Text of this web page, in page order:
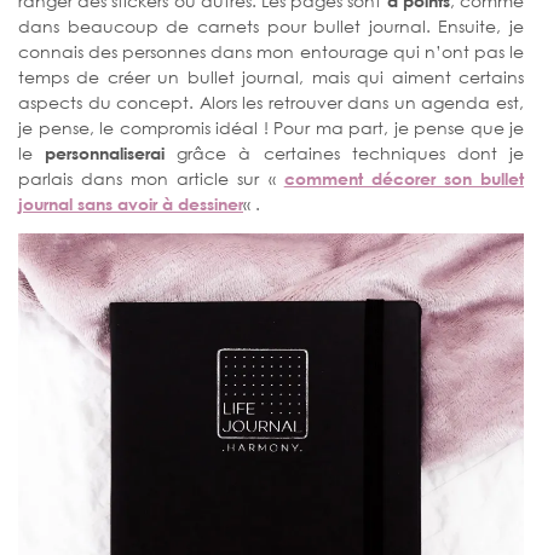
dans beaucoup de carnets pour bullet journal. Ensuite, je
connais des personnes dans mon entourage qui n’ont pas le
temps de créer un bullet journal, mais qui aiment certains
aspects du concept. Alors les retrouver dans un agenda est,
je pense, le compromis idéal ! Pour ma part, je pense que je
le personnaliserai grâce à certaines techniques dont je
parlais dans mon article sur « comment décorer son bullet
journal sans avoir à dessiner« .